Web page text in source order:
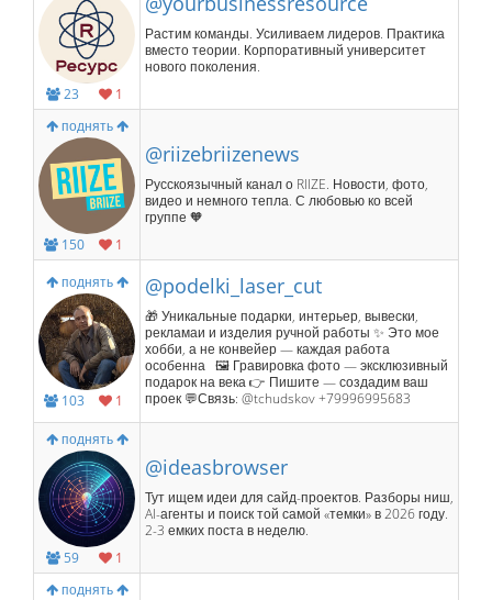
23 1
Растим команды. Усиливаем лидеров. Практика
вместо теории. Корпоративный университет
нового поколения.
поднять
150 1
@riizebriizenews
Русскоязычный канал о RIIZE. Новости, фото,
видео и немного тепла. С любовью ко всей
группе 🧡
поднять
103 1
@podelki_laser_cut
🎁 Уникальные подарки, интерьер, вывески,
рекламаи и изделия ручной работы ✨ Это мое
хобби, а не конвейер — каждая работа
особенна 🖼 Гравировка фото — эксклюзивный
подарок на века 👉 Пишите — создадим ваш
проек 💬Связь: @tchudskov +79996995683
поднять
59 1
@ideasbrowser
Тут ищем идеи для сайд-проектов. Разборы ниш,
AI-агенты и поиск той самой «темки» в 2026 году.
2-3 емких поста в неделю.
поднять